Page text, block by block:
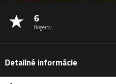
6
flogerov
Detailné informácie